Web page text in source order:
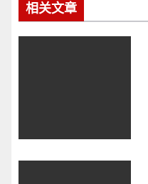
相关文章